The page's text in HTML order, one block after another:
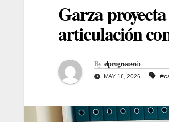
Garza
articulación
By elprogresoweb
MAY 18, 2026